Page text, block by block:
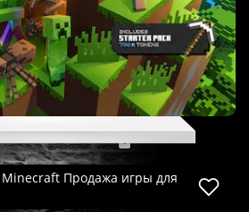
Minecraft Продажа игры для